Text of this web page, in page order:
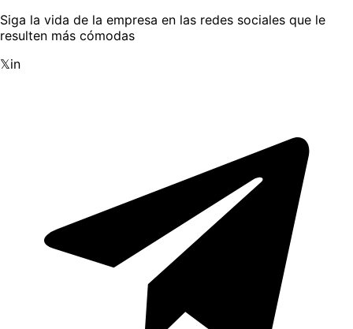
Siga la vida de la empresa en las redes sociales que le
resulten más cómodas
𝕏in